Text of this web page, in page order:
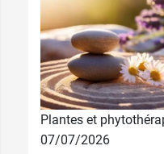
Plantes et
07/07/2026